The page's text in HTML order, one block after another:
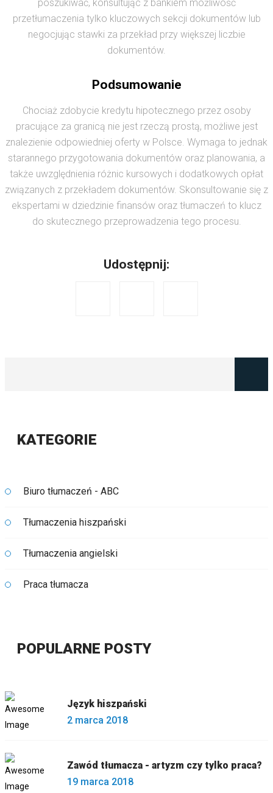
poszukiwać, konsultując z bankiem możliwość
przetłumaczenia tylko kluczowych sekcji dokumentów lub
negocjując stawki za przekład przy większej liczbie
dokumentów.
Podsumowanie
Chociaż zdobycie kredytu hipotecznego przez osoby
pracujące za granicą nie jest rzeczą prostą, możliwe jest
znalezienie odpowiedniej oferty w Polsce. Wymaga to jednak
starannego przygotowania dokumentów oraz planowania, a
także uwzględnienia różnic kursowych i dodatkowych opłat
związanych z przekładem dokumentów. Skonsultowanie się z
ekspertami w dziedzinie finansów oraz tłumaczeń to klucz
do skutecznego przeprowadzenia tego procesu.
Udostępnij:
KATEGORIE
Biuro tłumaczeń - ABC
Tłumaczenia hiszpański
Tłumaczenia angielski
Praca tłumacza
POPULARNE POSTY
Język hiszpański
2 marca 2018
Zawód tłumacza - artyzm czy tylko praca?
19 marca 2018